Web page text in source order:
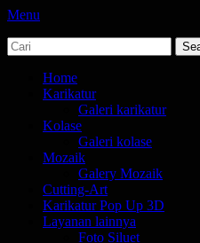
Menu
jasa karikatur dan mozaik
tempat bikin karikatur Jakarta
Search
for:
Primary
Menu
Home
Karikatur
Galeri karikatur
Kolase
Galeri kolase
Mozaik
Galery Mozaik
Cutting-Art
Karikatur Pop Up 3D
Layanan lainnya
Foto Siluet